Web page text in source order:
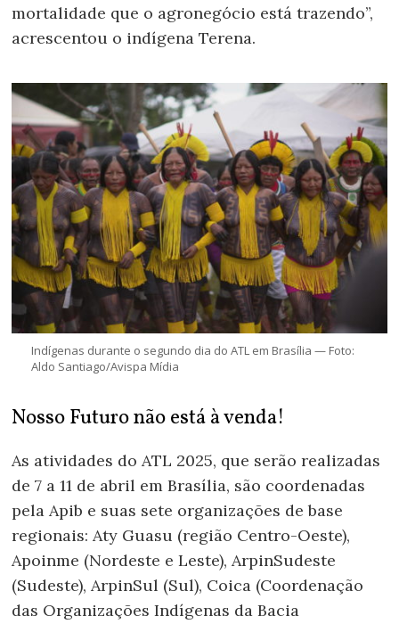
mortalidade que o agronegócio está trazendo”,
acrescentou o indígena Terena.
Indígenas durante o segundo dia do ATL em Brasília — Foto:
Aldo Santiago/Avispa Mídia
Nosso Futuro não está à venda!
As atividades do ATL 2025, que serão realizadas
de 7 a 11 de abril em Brasília, são coordenadas
pela Apib e suas sete organizações de base
regionais: Aty Guasu (região Centro-Oeste),
Apoinme (Nordeste e Leste), ArpinSudeste
(Sudeste), ArpinSul (Sul), Coica (Coordenação
das Organizações Indígenas da Bacia